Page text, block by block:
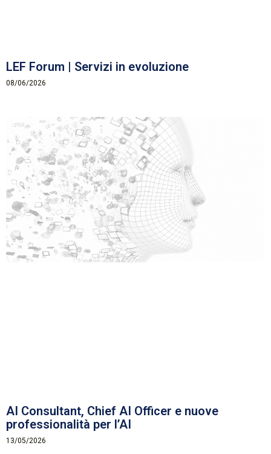
LEF Forum | Servizi in evoluzione
08/06/2026
AI Consultant, Chief AI Officer e nuove
professionalità per l’AI
13/05/2026